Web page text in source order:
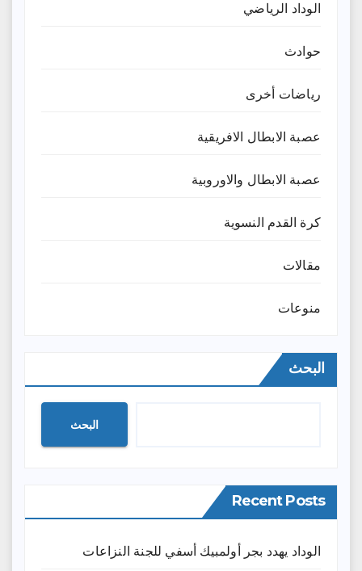
الوداد الرياضي
حوادث
رياضات أخرى
عصبة الابطال الافريقية
عصبة الابطال والاوروبية
كرة القدم النسوية
مقالات
منوعات
البحث
البحث
Recent Posts
الوداد يهدد بجر أولمبيك أسفي للجنة النزاعات